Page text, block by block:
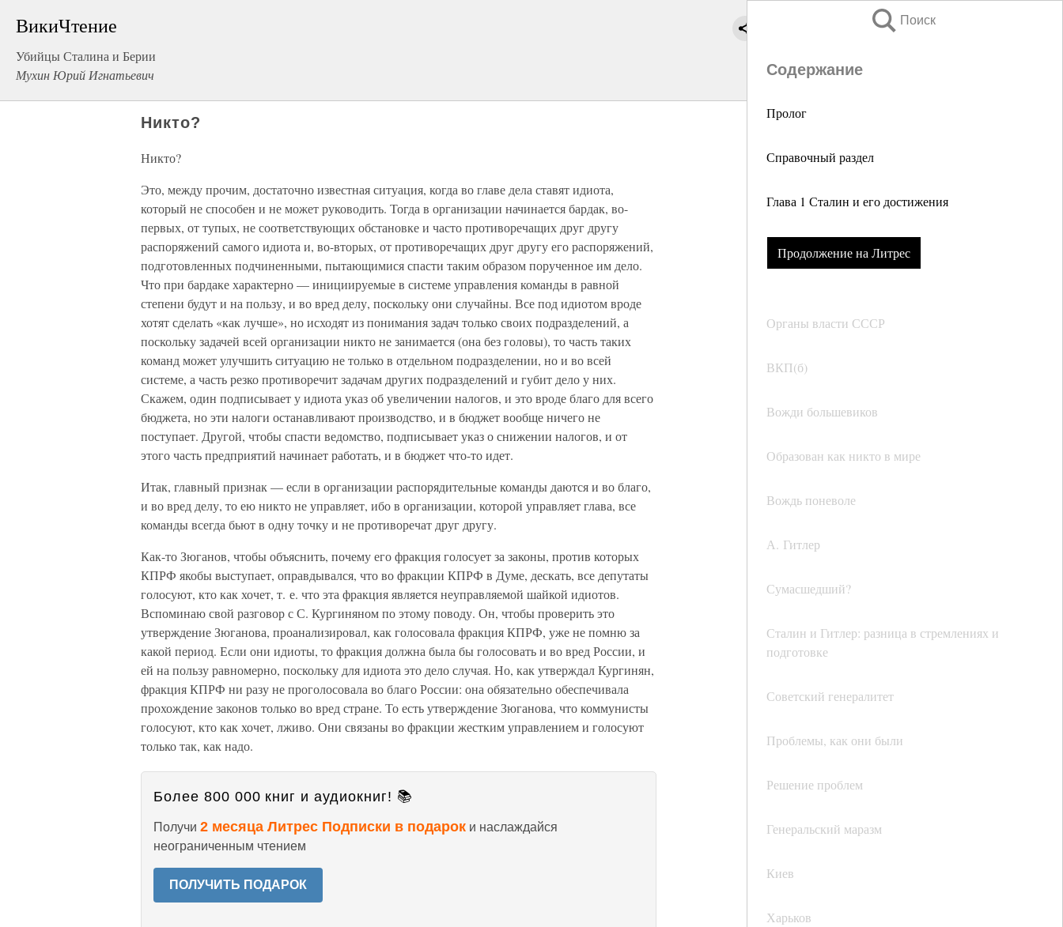
ВикиЧтение
Убийцы Сталина и Берии
Мухин Юрий Игнатьевич
Поиск
Содержание
Пролог
Справочный раздел
Глава 1 Сталин и его достижения
Продолжение на Литрес
Органы власти СССР
ВКП(б)
Вожди большевиков
Образован как никто в мире
Вождь поневоле
А. Гитлер
Сумасшедший?
Сталин и Гитлер: разница в стремлениях и
подготовке
Советский генералитет
Проблемы, как они были
Решение проблем
Генеральский маразм
Киев
Харьков
Никто?
Никто?
Это, между прочим, достаточно известная ситуация, когда во главе дела ставят идиота,
который не способен и не может руководить. Тогда в организации начинается бардак, во-
первых, от тупых, не соответствующих обстановке и часто противоречащих друг другу
распоряжений самого идиота и, во-вторых, от противоречащих друг другу его распоряжений,
подготовленных подчиненными, пытающимися спасти таким образом порученное им дело.
Что при бардаке характерно — инициируемые в системе управления команды в равной
степени будут и на пользу, и во вред делу, поскольку они случайны. Все под идиотом вроде
хотят сделать «как лучше», но исходят из понимания задач только своих подразделений, а
поскольку задачей всей организации никто не занимается (она без головы), то часть таких
команд может улучшить ситуацию не только в отдельном подразделении, но и во всей
системе, а часть резко противоречит задачам других подразделений и губит дело у них.
Скажем, один подписывает у идиота указ об увеличении налогов, и это вроде благо для всего
бюджета, но эти налоги останавливают производство, и в бюджет вообще ничего не
поступает. Другой, чтобы спасти ведомство, подписывает указ о снижении налогов, и от
этого часть предприятий начинает работать, и в бюджет что-то идет.
Итак, главный признак — если в организации распорядительные команды даются и во благо,
и во вред делу, то ею никто не управляет, ибо в организации, которой управляет глава, все
команды всегда бьют в одну точку и не противоречат друг другу.
Как-то Зюганов, чтобы объяснить, почему его фракция голосует за законы, против которых
КПРФ якобы выступает, оправдывался, что во фракции КПРФ в Думе, дескать, все депутаты
голосуют, кто как хочет, т. е. что эта фракция является неуправляемой шайкой идиотов.
Вспоминаю свой разговор с С. Кургиняном по этому поводу. Он, чтобы проверить это
утверждение Зюганова, проанализировал, как голосовала фракция КПРФ, уже не помню за
какой период. Если они идиоты, то фракция должна была бы голосовать и во вред России, и
ей на пользу равномерно, поскольку для идиота это дело случая. Но, как утверждал Кургинян,
фракция КПРФ ни разу не проголосовала во благо России: она обязательно обеспечивала
прохождение законов только во вред стране. То есть утверждение Зюганова, что коммунисты
голосуют, кто как хочет, лживо. Они связаны во фракции жестким управлением и голосуют
только так, как надо.
Более 800 000 книг и аудиокниг! 📚
Получи 2 месяца Литрес Подписки в подарок и наслаждайся
неограниченным чтением
ПОЛУЧИТЬ ПОДАРОК